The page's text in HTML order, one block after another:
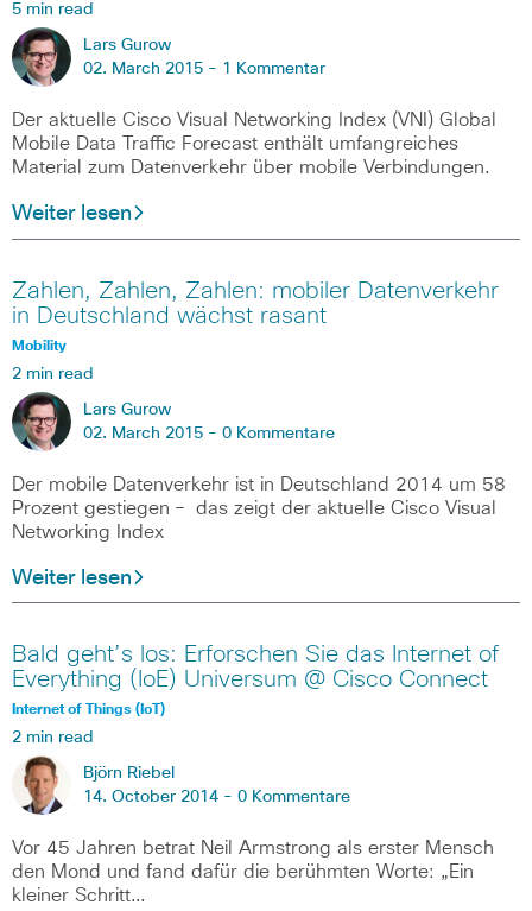
5 min read
Lars Gurow
02. March 2015 - 1 Kommentar
Der aktuelle Cisco Visual Networking Index (VNI) Global
Mobile Data Traffic Forecast enthält umfangreiches
Material zum Datenverkehr über mobile Verbindungen.
Weiter lesen
Zahlen, Zahlen, Zahlen: mobiler Datenverkehr
in Deutschland wächst rasant
Mobility
2 min read
Lars Gurow
02. March 2015 - 0 Kommentare
Der mobile Datenverkehr ist in Deutschland 2014 um 58
Prozent gestiegen – das zeigt der aktuelle Cisco Visual
Networking Index
Weiter lesen
Bald geht’s los: Erforschen Sie das Internet of
Everything (IoE) Universum @ Cisco Connect
Internet of Things (IoT)
2 min read
Björn Riebel
14. October 2014 - 0 Kommentare
Vor 45 Jahren betrat Neil Armstrong als erster Mensch
den Mond und fand dafür die berühmten Worte: „Ein
kleiner Schritt…